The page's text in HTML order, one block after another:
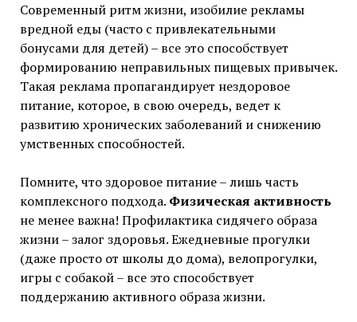
Современный ритм жизни, изобилие рекламы
вредной еды (часто с привлекательными
бонусами для детей) – все это способствует
формированию неправильных пищевых привычек.
Такая реклама пропагандирует нездоровое
питание, которое, в свою очередь, ведет к
развитию хронических заболеваний и снижению
умственных способностей.
Помните, что здоровое питание – лишь часть
комплексного подхода. Физическая активность
не менее важна! Профилактика сидячего образа
жизни – залог здоровья. Ежедневные прогулки
(даже просто от школы до дома), велопрогулки,
игры с собакой – все это способствует
поддержанию активного образа жизни.